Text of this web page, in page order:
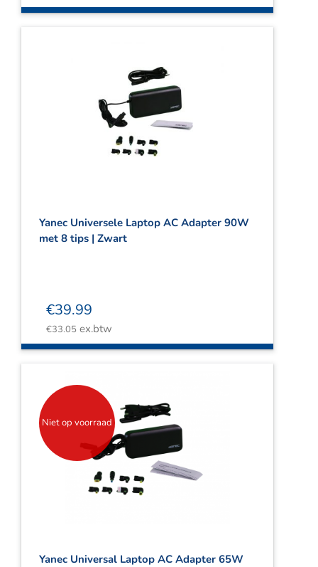
Yanec Universele Laptop AC Adapter 90W
met 8 tips | Zwart
€39.99
€33.05 ex.btw
Niet op voorraad
Yanec Universal Laptop AC Adapter 65W